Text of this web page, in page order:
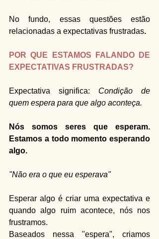
No fundo, essas questões estão
relacionadas a expectativas frustradas.
POR QUE ESTAMOS FALANDO DE
EXPECTATIVAS FRUSTRADAS?
Expectativa significa: Condição de
quem espera para que algo aconteça.
Nós somos seres que esperam.
Estamos a todo momento esperando
algo.
"Não era o que eu esperava"
Esperar algo é criar uma expectativa e
quando algo ruim acontece, nós nos
frustramos.
Baseados nessa "espera", criamos